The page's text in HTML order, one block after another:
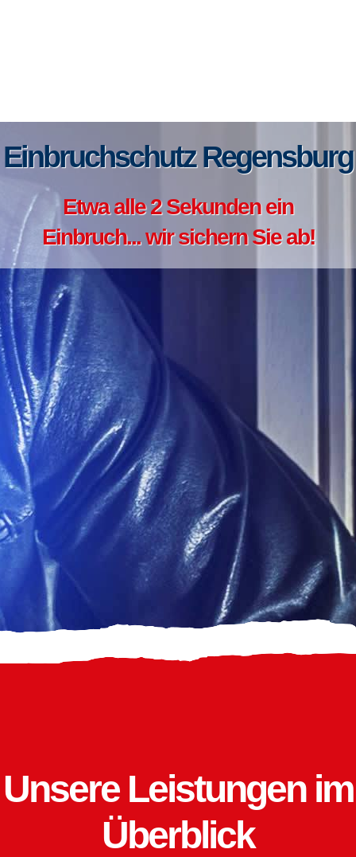
Einbruchschutz Regensburg
Etwa alle 2 Sekunden ein
Einbruch... wir sichern Sie ab!
Unsere Leistungen im
Überblick